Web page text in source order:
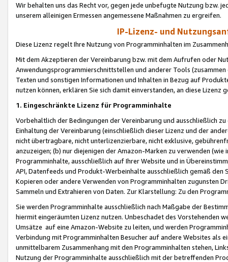
Wir behalten uns das Recht vor, gegen jede unbefugte Nutzung bzw.
unserem alleinigen Ermessen angemessene Maßnahmen zu ergreifen.
IP-Lizenz- und
Diese Lizenz regelt Ihre Nutzung von Programminhalten im
Mit dem Akzeptieren der Vereinbarung bzw. mit dem Aufrufen oder
Anwendungsprogrammierschnittstellen und anderer Tools (zusammen
Texten und sonstigen Informationen und Inhalten in Bezug auf
nutzen können, erklären Sie sich damit einverstanden, an diese Lizenz
1. Eingeschränkte Lizenz für Programminhalte
Vorbehaltlich der Bedingungen der Vereinbarung und ausschließlich
Einhaltung der Vereinbarung (einschließlich dieser Lizenz und der
nicht übertragbare, nicht unterlizenzierbare, nicht exklusive,
anzuzeigen; (b) nur diejenigen der Amazon-Marken zu verwenden
Programminhalte, ausschließlich auf Ihrer Website und in
API, Datenfeeds und Produkt-Werbeinhalte ausschließlich gemäß
Kopieren oder andere Verwenden von Programminhalten zugunsten
Sammeln und Extrahieren von Daten. Zur Klarstellung: Zu den
Sie werden Programminhalte ausschließlich nach Maßgabe der
hiermit eingeräumten Lizenz nutzen. Unbeschadet des Vorstehenden
Umsätze auf eine Amazon-Website zu leiten, und werden
Verbindung mit Programminhalten Besucher auf andere Websites als
unmittelbarem Zusammenhang mit den Programminhalten stehen,
Nutzung der Programminhalte ausschließlich mit der betreffenden